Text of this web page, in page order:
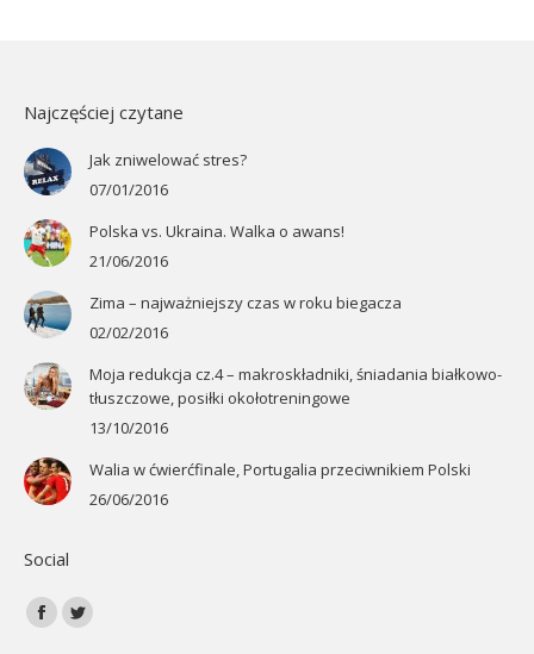
Najczęściej czytane
Jak zniwelować stres?
07/01/2016
Polska vs. Ukraina. Walka o awans!
21/06/2016
Zima – najważniejszy czas w roku biegacza
02/02/2016
Moja redukcja cz.4 – makroskładniki, śniadania białkowo-
tłuszczowe, posiłki okołotreningowe
13/10/2016
Walia w ćwierćfinale, Portugalia przeciwnikiem Polski
26/06/2016
Social
Znajdź nas na:
Facebook
Twitter